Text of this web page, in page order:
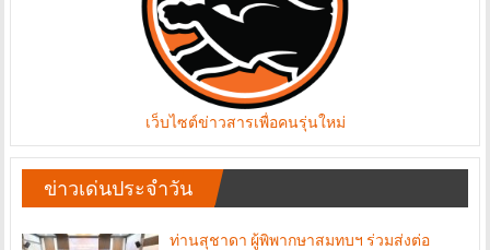
เว็บไซต์ข่าวสารเพื่อคนรุ่นใหม่
ข่าวเด่นประจำวัน
ท่านสุชาดา ผู้พิพากษาสมทบฯ ร่วมส่งต่อ